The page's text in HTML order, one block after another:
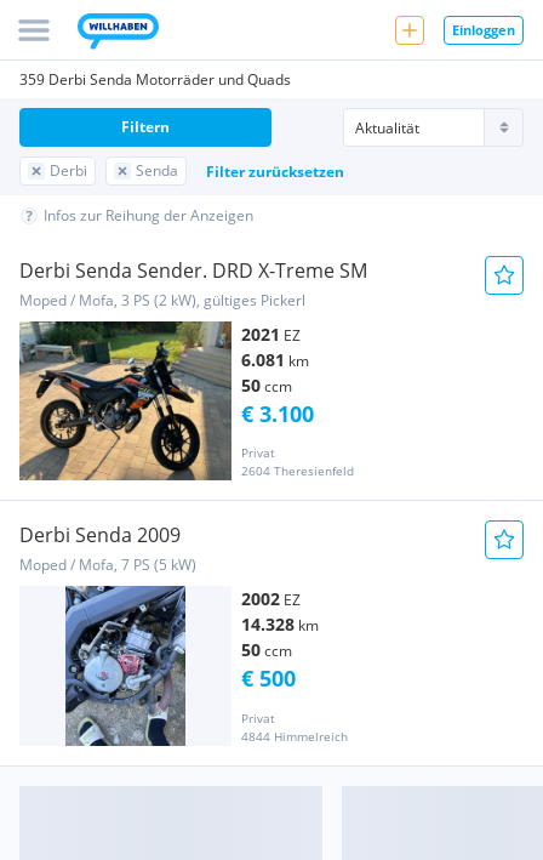
Einloggen
359 Derbi Senda Motorräder und Quads
Derbi Senda Filter zurücksetzen
Filtern
Infos zur Reihung der Anzeigen
Derbi Senda Sender. DRD X-Treme SM
Moped / Mofa, 3 PS (2 kW), gültiges Pickerl
2021 EZ
6.081 km
50ccm
Privat
2604 Theresienfeld
€ 3.100
Derbi Senda 2009
Moped / Mofa, 7 PS (5 kW)
2002 EZ
14.328 km
50ccm
Privat
4844 Himmelreich
€ 500